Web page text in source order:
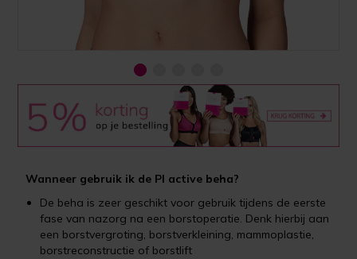
Wanneer gebruik ik de PI active beha?
De beha is zeer geschikt voor gebruik tijdens de eerste
fase van nazorg na een borstoperatie. Denk hierbij aan
een borstvergroting, borstverkleining, mammoplastie,
borstreconstructie of borstlift